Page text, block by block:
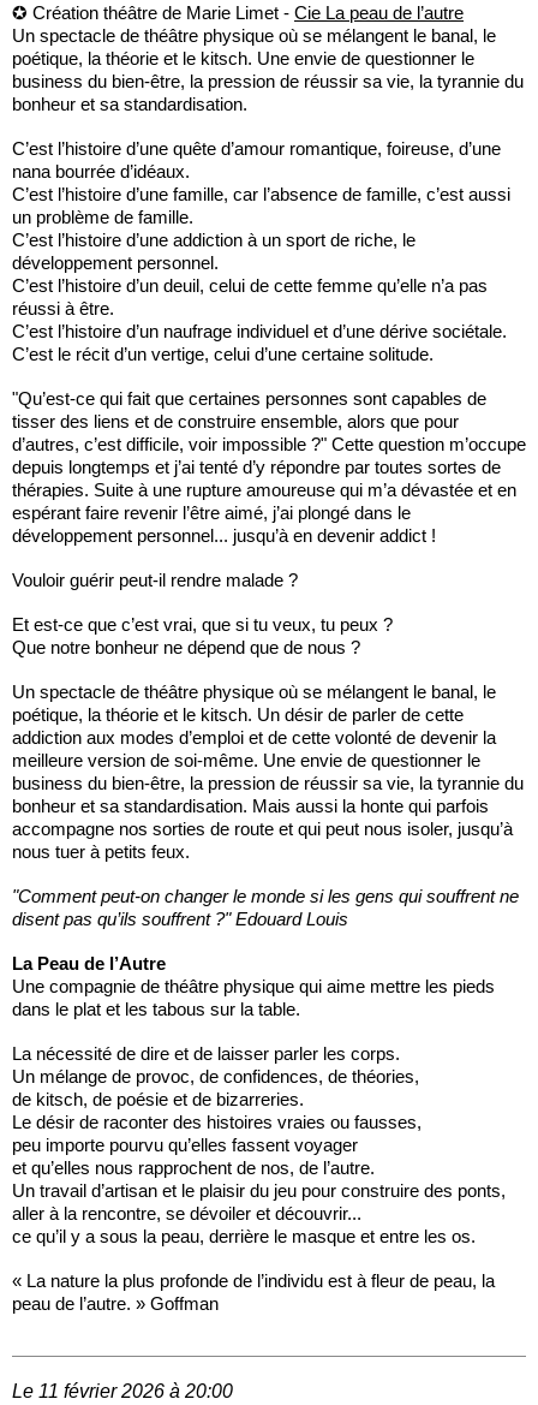
✪ Création théâtre de Marie Limet - Cie La peau de l’autre
Un spectacle de théâtre physique où se mélangent le banal, le
poétique, la théorie et le kitsch. Une envie de questionner le
business du bien-être, la pression de réussir sa vie, la tyrannie du
bonheur et sa standardisation.
C’est l’histoire d’une quête d’amour romantique, foireuse, d’une
nana bourrée d’idéaux.
C’est l’histoire d’une famille, car l’absence de famille, c’est aussi
un problème de famille.
C’est l’histoire d’une addiction à un sport de riche, le
développement personnel.
C’est l’histoire d’un deuil, celui de cette femme qu’elle n’a pas
réussi à être.
C’est l’histoire d’un naufrage individuel et d’une dérive sociétale.
C’est le récit d’un vertige, celui d’une certaine solitude.
"Qu’est-ce qui fait que certaines personnes sont capables de
tisser des liens et de construire ensemble, alors que pour
d’autres, c’est difficile, voir impossible ?" Cette question m’occupe
depuis longtemps et j’ai tenté d’y répondre par toutes sortes de
thérapies. Suite à une rupture amoureuse qui m’a dévastée et en
espérant faire revenir l’être aimé, j’ai plongé dans le
développement personnel... jusqu’à en devenir addict !
Vouloir guérir peut-il rendre malade ?
Et est-ce que c’est vrai, que si tu veux, tu peux ?
Que notre bonheur ne dépend que de nous ?
Un spectacle de théâtre physique où se mélangent le banal, le
poétique, la théorie et le kitsch. Un désir de parler de cette
addiction aux modes d’emploi et de cette volonté de devenir la
meilleure version de soi-même. Une envie de questionner le
business du bien-être, la pression de réussir sa vie, la tyrannie du
bonheur et sa standardisation. Mais aussi la honte qui parfois
accompagne nos sorties de route et qui peut nous isoler, jusqu’à
nous tuer à petits feux.
"Comment peut-on changer le monde si les gens qui souffrent ne
disent pas qu’ils souffrent ?" Edouard Louis
La Peau de l’Autre
Une compagnie de théâtre physique qui aime mettre les pieds
dans le plat et les tabous sur la table.
La nécessité de dire et de laisser parler les corps.
Un mélange de provoc, de confidences, de théories,
de kitsch, de poésie et de bizarreries.
Le désir de raconter des histoires vraies ou fausses,
peu importe pourvu qu’elles fassent voyager
et qu’elles nous rapprochent de nos, de l’autre.
Un travail d’artisan et le plaisir du jeu pour construire des ponts,
aller à la rencontre, se dévoiler et découvrir...
ce qu’il y a sous la peau, derrière le masque et entre les os.
« La nature la plus profonde de l’individu est à fleur de peau, la
peau de l’autre. » Goffman
Le 11 février 2026 à 20:00